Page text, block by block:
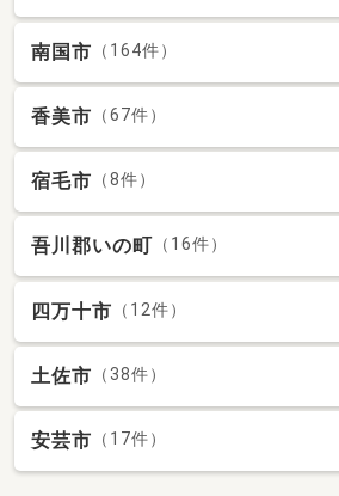
南国市 （164件）
香美市 （67件）
宿毛市 （8件）
吾川郡いの町 （16件）
四万十市 （12件）
土佐市 （38件）
安芸市 （17件）